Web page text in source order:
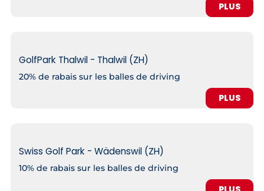
PLUS
GolfPark Thalwil - Thalwil (ZH)
20% de rabais sur les balles de driving
PLUS
Swiss Golf Park - Wädenswil (ZH)
10% de rabais sur les balles de driving